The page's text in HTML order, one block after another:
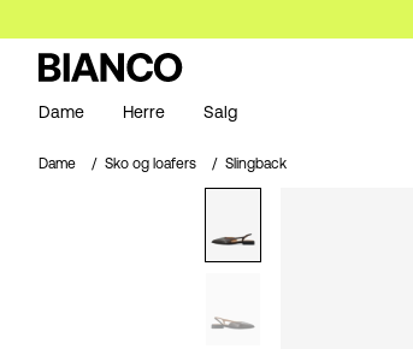
Dame Herre Salg
Dame Sko og loafers Slingback